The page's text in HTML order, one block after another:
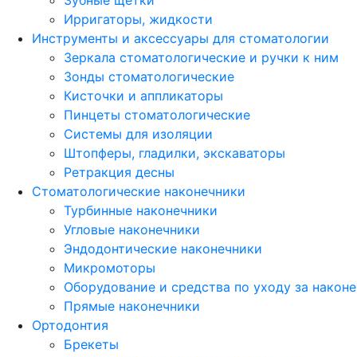
Ирригаторы, жидкости
Инструменты и аксессуары для стоматологии
Зеркала стоматологические и ручки к ним
Зонды стоматологические
Кисточки и аппликаторы
Пинцеты стоматологические
Системы для изоляции
Штопферы, гладилки, экскаваторы
Ретракция десны
Стоматологические наконечники
Турбинные наконечники
Угловые наконечники
Эндодонтические наконечники
Микромоторы
Оборудование и средства по уходу за
Прямые наконечники
Ортодонтия
Брекеты